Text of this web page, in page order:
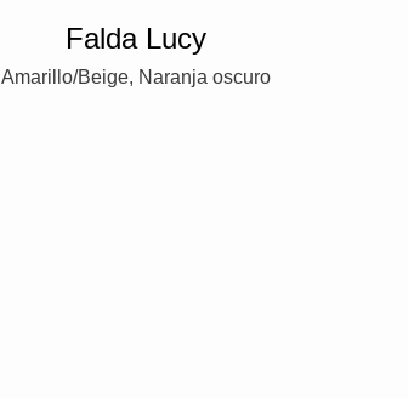
Falda Lucy
Amarillo/Beige, Naranja oscuro